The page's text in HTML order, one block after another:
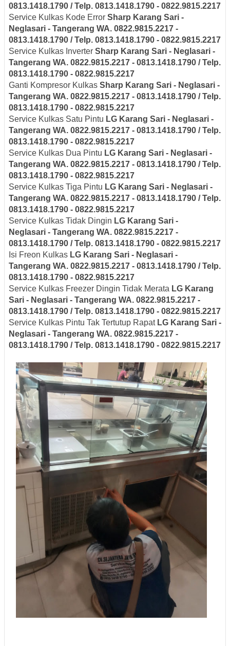
0813.1418.1790 / Telp. 0813.1418.1790 - 0822.9815.2217
Service Kulkas Kode Error Sharp Karang Sari -
Neglasari - Tangerang WA. 0822.9815.2217 -
0813.1418.1790 / Telp. 0813.1418.1790 - 0822.9815.2217
Service Kulkas Inverter Sharp Karang Sari - Neglasari -
Tangerang WA. 0822.9815.2217 - 0813.1418.1790 / Telp.
0813.1418.1790 - 0822.9815.2217
Ganti Kompresor Kulkas Sharp Karang Sari - Neglasari -
Tangerang WA. 0822.9815.2217 - 0813.1418.1790 / Telp.
0813.1418.1790 - 0822.9815.2217
Service Kulkas Satu Pintu LG Karang Sari - Neglasari -
Tangerang WA. 0822.9815.2217 - 0813.1418.1790 / Telp.
0813.1418.1790 - 0822.9815.2217
Service Kulkas Dua Pintu LG Karang Sari - Neglasari -
Tangerang WA. 0822.9815.2217 - 0813.1418.1790 / Telp.
0813.1418.1790 - 0822.9815.2217
Service Kulkas Tiga Pintu LG Karang Sari - Neglasari -
Tangerang WA. 0822.9815.2217 - 0813.1418.1790 / Telp.
0813.1418.1790 - 0822.9815.2217
Service Kulkas Tidak Dingin LG Karang Sari -
Neglasari - Tangerang WA. 0822.9815.2217 -
0813.1418.1790 / Telp. 0813.1418.1790 - 0822.9815.2217
Isi Freon Kulkas LG Karang Sari - Neglasari -
Tangerang WA. 0822.9815.2217 - 0813.1418.1790 / Telp.
0813.1418.1790 - 0822.9815.2217
Service Kulkas Freezer Dingin Tidak Merata LG Karang
Sari - Neglasari - Tangerang WA. 0822.9815.2217 -
0813.1418.1790 / Telp. 0813.1418.1790 - 0822.9815.2217
Service Kulkas Pintu Tak Tertutup Rapat LG Karang Sari -
Neglasari - Tangerang WA. 0822.9815.2217 -
0813.1418.1790 / Telp. 0813.1418.1790 - 0822.9815.2217